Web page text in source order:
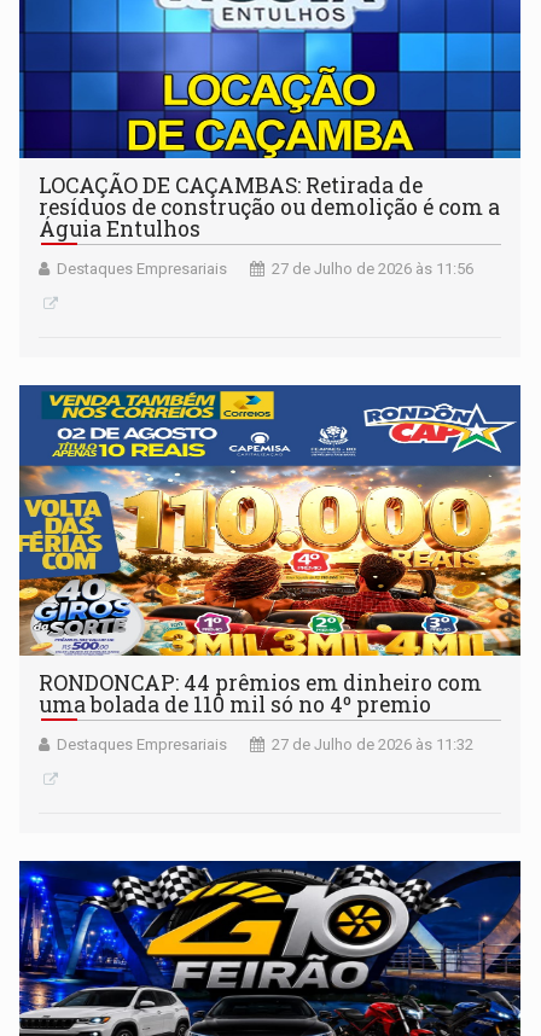
LOCAÇÃO DE CAÇAMBAS: Retirada de
resíduos de construção ou demolição é com a
Águia Entulhos
Destaques Empresariais 27 de Julho de 2026 às 11:56
RONDONCAP: 44 prêmios em dinheiro com
uma bolada de 110 mil só no 4º premio
Destaques Empresariais 27 de Julho de 2026 às 11:32